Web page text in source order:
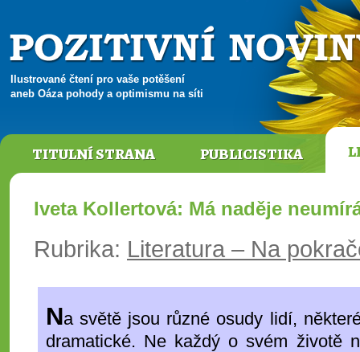
Ilustrované čtení pro vaše potěšení
aneb Oáza pohody a optimismu na síti
TITULNÍ STRANA PUBLICISTIKA
Iveta Kollertová: Má naděje
Rubrika: Literatura – Na
Na světě jsou různé osudy lidí,
dramatické. Ne každý o svém životě